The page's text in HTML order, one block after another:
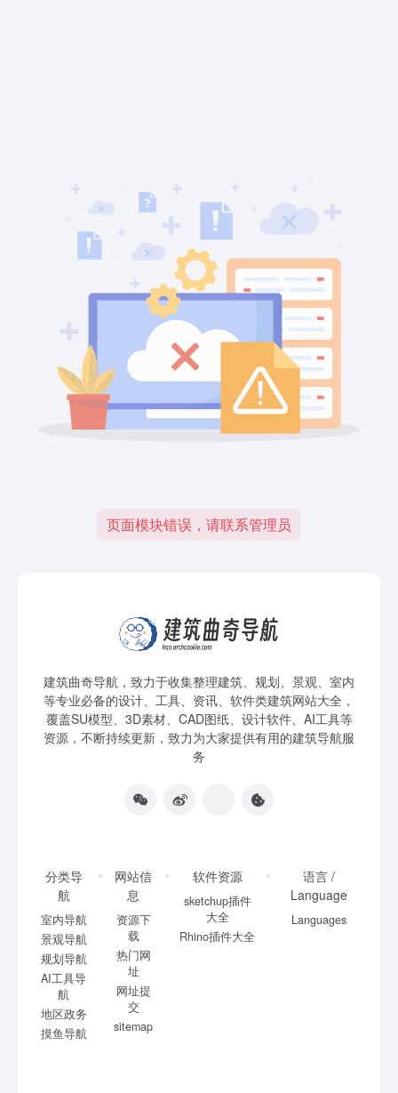
页面模块错误，请联系管理员
建筑曲奇导航 ，致力于收集整理建筑、规划、景观、室内
等专业必备的设计、工具、资讯、软件类建筑网站大全，
覆盖SU模型、3D素材、CAD图纸、设计软件、AI工具等
资源，不断持续更新，致力为大家提供有用的建筑导航服
务
分类导
航
室内导航
景观导航
规划导航
AI工具导
航
地区政务
摸鱼导航
网站信
息
资源下
载
热门网
址
网址提
交
sitemap
软件资源
sketchup插件
大全
Rhino插件大全
语言 /
Language
Languages